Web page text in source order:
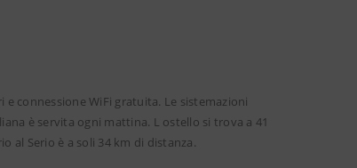
connessione WiFi gratuita. Le sistemazioni
è servita ogni mattina. L ostello si trova a 41
al Serio è a soli 34 km di distanza.